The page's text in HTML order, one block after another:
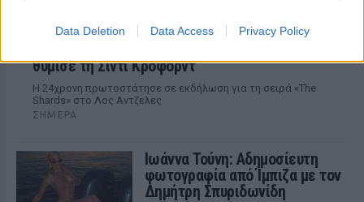
Data Deletion Data Access Privacy Policy
θύμισε τη Σίντι Κρόφορντ
Η 24χρονη πρωτοστάτησε σε εκδήλωση για τη σειρά «The
Shards» στο Λος Αντζελες
ΣΉΜΕΡΑ
Ιωάννα Τούνη: Αδημοσίευτη
φωτογραφία από Ίμπιζα με τον
Δημήτρη Σπυριδωνίδη